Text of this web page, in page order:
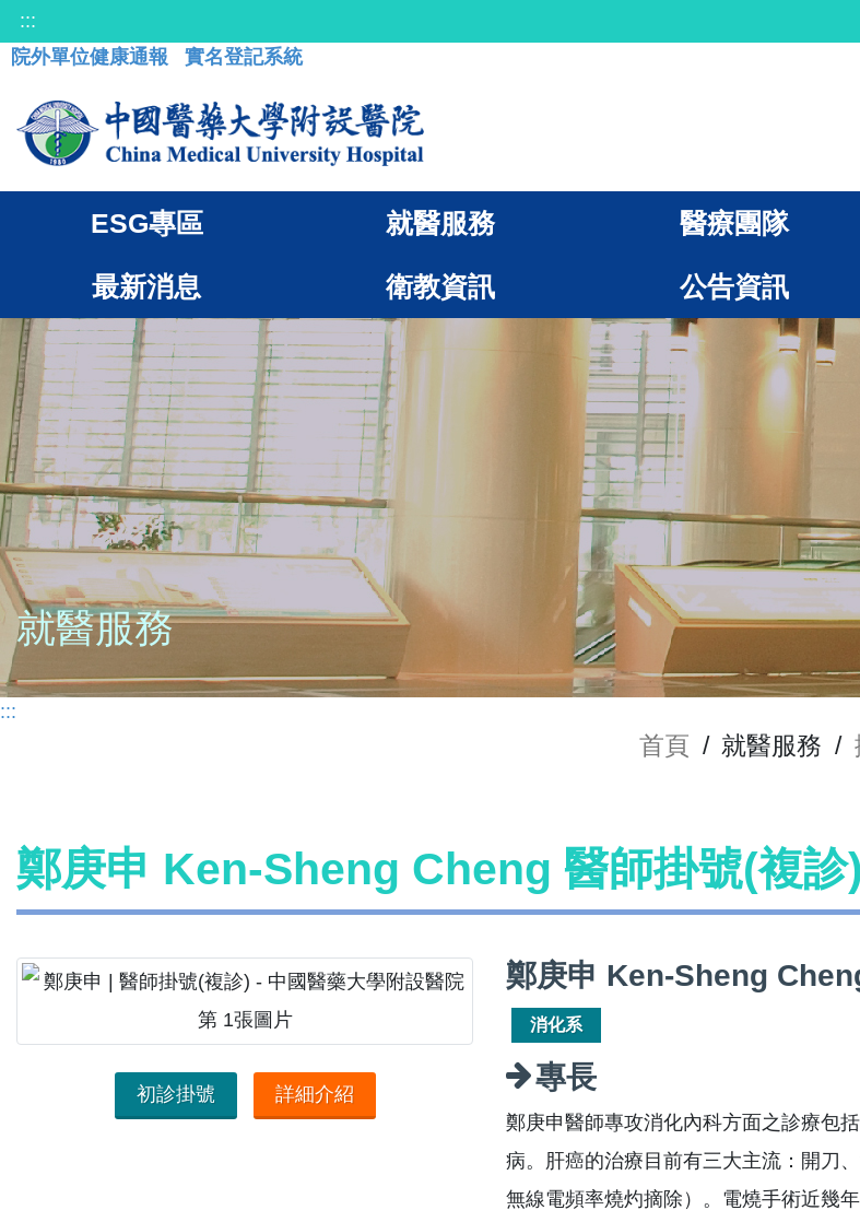
:::
院外單位健康通報
實名登記系統
ESG專區 就醫服務 醫療團隊
最新消息 衛教資訊 公告資訊
就醫服務
:::
首頁 / 就醫服務 /
鄭庚申 Ken-Sheng Cheng 醫師掛號(複診)
初診掛號 詳細介紹
鄭庚申 Ken-Sheng
消化系
專長
鄭庚申醫師專攻消化內科方面之診療包
病。肝癌的治療目前有三大主流：開刀
無線電頻率燒灼摘除）。電燒手術近幾